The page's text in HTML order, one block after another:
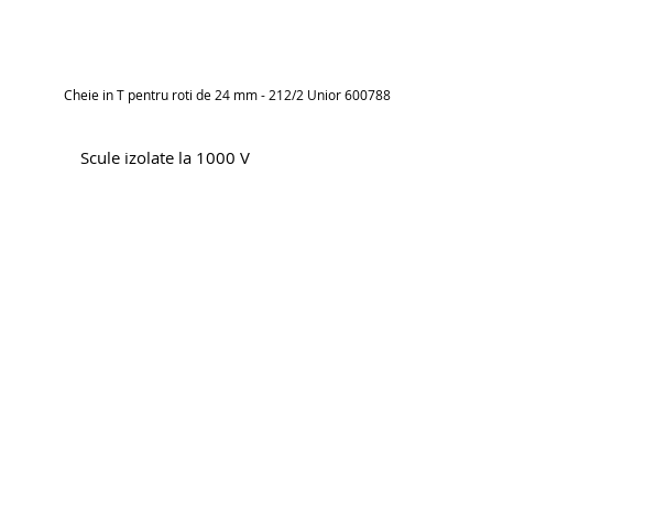
Cheie in T pentru roti de 24 mm - 212/2 Unior 600788
Scule izolate la 1000 V